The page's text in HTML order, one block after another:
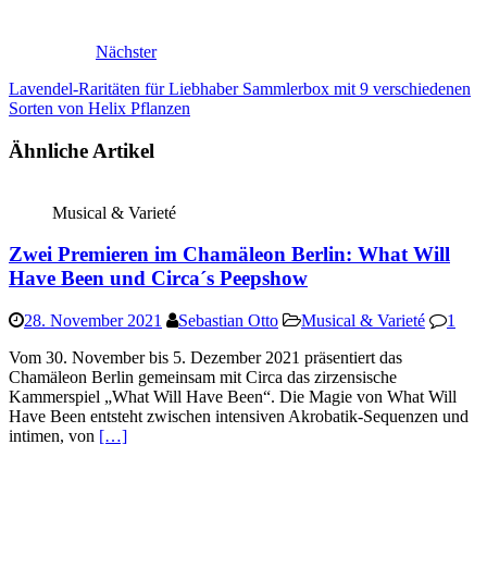
Nächster
Lavendel-Raritäten für Liebhaber Sammlerbox mit 9 verschiedenen
Sorten von Helix Pflanzen
Ähnliche Artikel
Musical & Varieté
Zwei Premieren im Chamäleon Berlin: What Will
Have Been und Circa´s Peepshow
28. November 2021 Sebastian Otto Musical & Varieté
1
Vom 30. November bis 5. Dezember 2021 präsentiert das
Chamäleon Berlin gemeinsam mit Circa das zirzensische
Kammerspiel „What Will Have Been“. Die Magie von What Will
Have Been entsteht zwischen intensiven Akrobatik-Sequenzen und
intimen, von […]